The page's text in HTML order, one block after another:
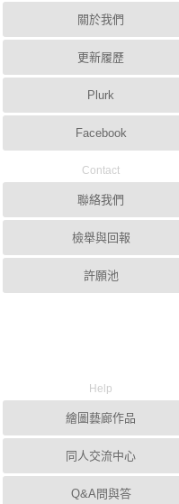
關於我們
更新履歷
Plurk
Facebook
Contact
聯絡我們
檢舉與回報
許願池
Help
繪圖藝廊作品
同人交流中心
Q&A問與答